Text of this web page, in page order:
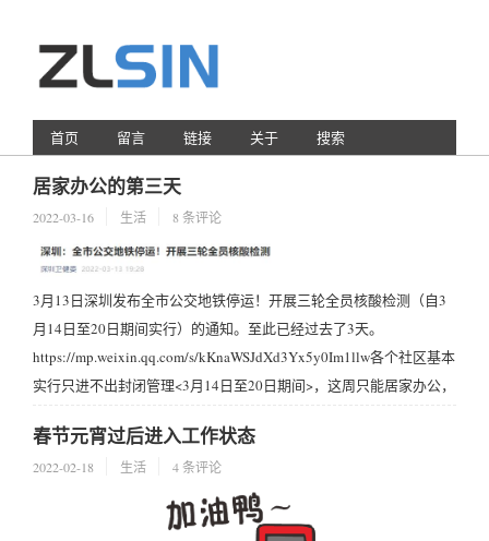
首页 留言 链接 关于 搜索
居家办公的第三天
2022-03-16 生活 8 条评论
3月13日深圳发布全市公交地铁停运！开展三轮全员核酸检测（自3
月14日至20日期间实行）的通知。至此已经过去了3天。
https://mp.weixin.qq.com/s/kKnaWSJdXd3Yx5y0Im1llw各个社区基本
实行只进不出封闭管理<3月14日至20日期间>，这周只能居家办公，
和想象的。但是这对深圳疫情反复横...
春节元宵过后进入工作状态
2022-02-18 生活 4 条评论